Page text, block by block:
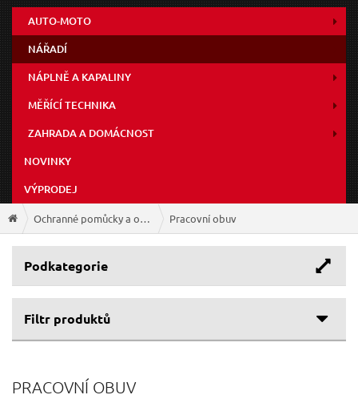
AUTO-MOTO
NÁŘADÍ
NÁPLNĚ A KAPALINY
MĚŘÍCÍ TECHNIKA
ZAHRADA A DOMÁCNOST
NOVINKY
VÝPRODEJ
Ochranné pomůcky a oděvy Pracovní obuv
Podkategorie
Filtr produktů
Velikost obuvi EUR
PRACOVNÍ OBUV